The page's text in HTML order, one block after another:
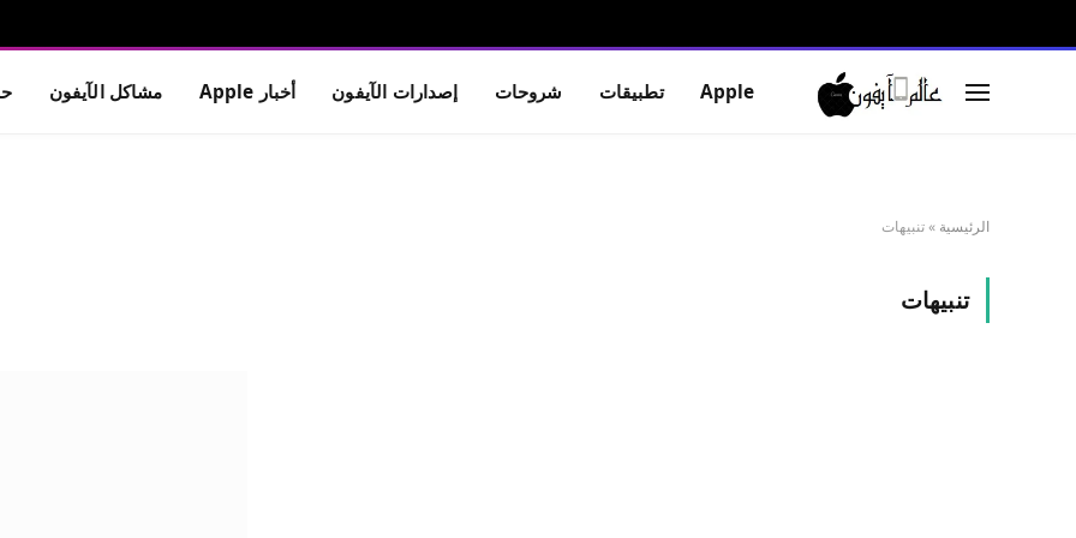
Apple تطبيقات شروحات إصدارات الآيفون أخبار Apple مشاكل الآيفون
الرئيسية »تنبيهات
تنبيهات